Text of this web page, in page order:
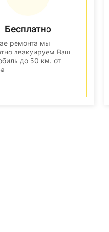
Бесплатно
ремонта мы
эвакуируем Ваш
до 50 км. от